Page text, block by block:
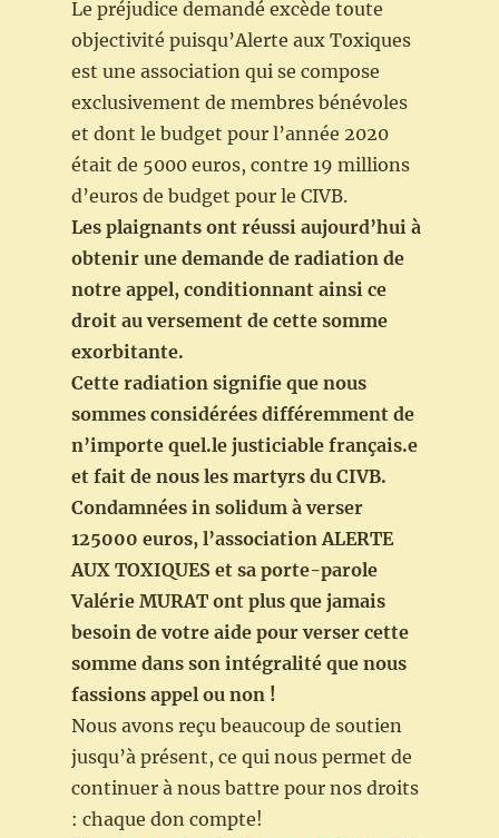
Le préjudice demandé excède toute
objectivité puisqu’Alerte aux Toxiques
est une association qui se compose
exclusivement de membres bénévoles
et dont le budget pour l’année 2020
était de 5000 euros, contre 19 millions
d’euros de budget pour le CIVB.
Les plaignants ont réussi aujourd’hui à
obtenir une demande de radiation de
notre appel, conditionnant ainsi ce
droit au versement de cette somme
exorbitante.
Cette radiation signifie que nous
sommes considérées différemment de
n’importe quel.le justiciable français.e
et fait de nous les martyrs du CIVB.
Condamnées in solidum à verser
125000 euros, l’association ALERTE
AUX TOXIQUES et sa porte-parole
Valérie MURAT ont plus que jamais
besoin de votre aide pour verser cette
somme dans son intégralité que nous
fassions appel ou non !
Nous avons reçu beaucoup de soutien
jusqu’à présent, ce qui nous permet de
continuer à nous battre pour nos droits
: chaque don compte!